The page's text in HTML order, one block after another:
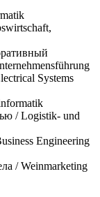
Systems
/ Logistik- und
Engineering
/ Weinmarketing